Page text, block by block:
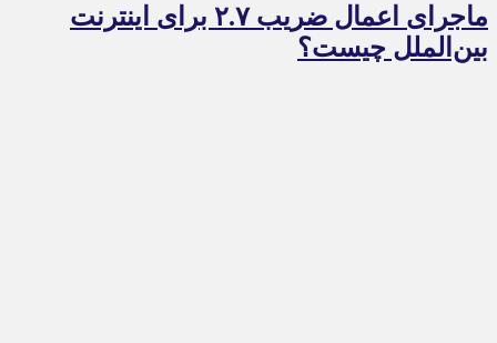
ماجرای اعمال ضریب ۲.۷ برای اینترنت
بین‌الملل چیست؟